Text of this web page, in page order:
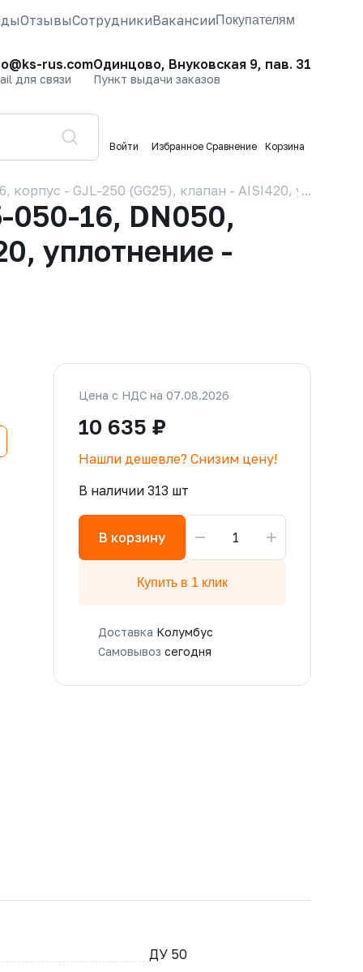
ОтзывыСотрудникиВакансииПокупателям
rus.com
для связи
Одинцово, Внуковская 9, пав. 31
Пункт выдачи заказов
Войти Избранное Сравнение Корзина
- GJL-250 (GG25), клапан - AISI420,
16, DN050,
уплотнение -
Цена с НДС на 07.08.2026
10 635 ₽
Нашли дешевле? Снизим цену!
В наличии 313 шт
В корзину − +
Купить в 1 клик
Доставка Колумбус
Самовывоз сегодня
ДУ 50